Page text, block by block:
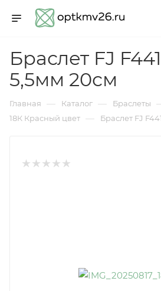
Браслет FJ
5,5мм 20см
Главная — Каталог — Браслеты
18К Красный цвет — Браслет FJ